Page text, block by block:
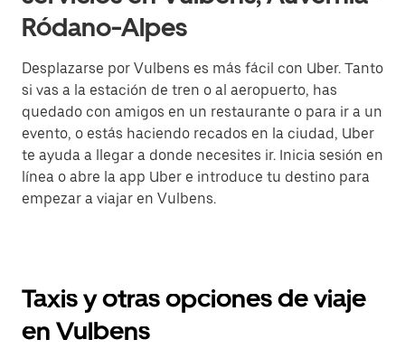
Ródano-Alpes
Desplazarse por Vulbens es más fácil con Uber. Tanto
si vas a la estación de tren o al aeropuerto, has
quedado con amigos en un restaurante o para ir a un
evento, o estás haciendo recados en la ciudad, Uber
te ayuda a llegar a donde necesites ir. Inicia sesión en
línea o abre la app Uber e introduce tu destino para
empezar a viajar en Vulbens.
Taxis y otras opciones de viaje
en Vulbens